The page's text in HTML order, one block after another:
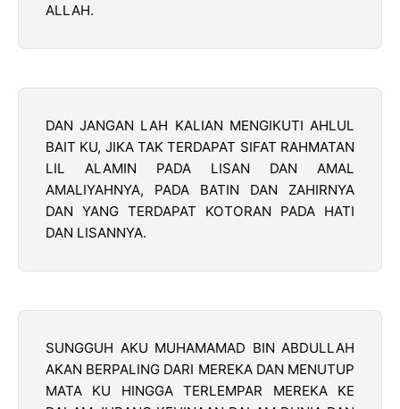
ALLAH.
DAN JANGAN LAH KALIAN MENGIKUTI AHLUL
BAIT KU, JIKA TAK TERDAPAT SIFAT RAHMATAN
LIL ALAMIN PADA LISAN DAN AMAL
AMALIYAHNYA, PADA BATIN DAN ZAHIRNYA
DAN YANG TERDAPAT KOTORAN PADA HATI
DAN LISANNYA.
SUNGGUH AKU MUHAMAMAD BIN ABDULLAH
AKAN BERPALING DARI MEREKA DAN MENUTUP
MATA KU HINGGA TERLEMPAR MEREKA KE